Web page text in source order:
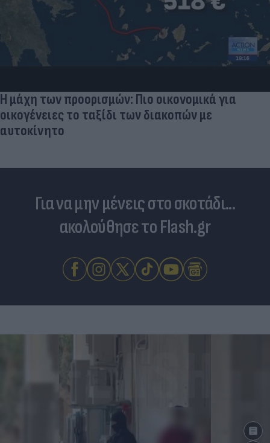
Η μάχη των προορισμών: Πιο οικονομικά για
οικογένειες το ταξίδι των διακοπών με
αυτοκίνητο
Για να μην μένεις στο σκοτάδι...
ακολούθησε το Flash.gr